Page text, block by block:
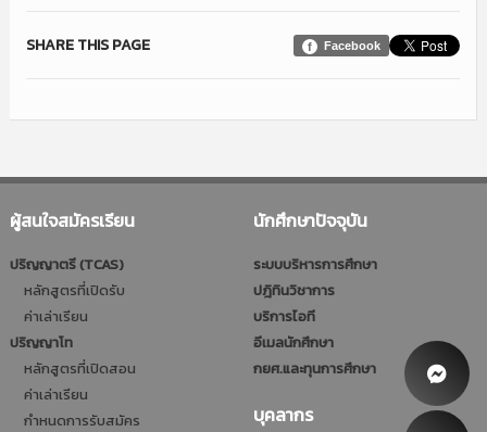
Facebook
SHARE THIS PAGE
ผู้สนใจสมัครเรียน
ปริญญาตรี (TCAS)
หลักสูตรที่เปิดรับ
ค่าเล่าเรียน
ปริญญาโท
หลักสูตรที่เปิดสอน
ค่าเล่าเรียน
กำหนดการรับสมัคร
นักศึกษาปัจจุบัน
ระบบบริหารการศึกษา
ปฎิทินวิชาการ
บริการไอที
อีเมลนักศึกษา
กยศ.และทุนการศึกษา
บุคลากร